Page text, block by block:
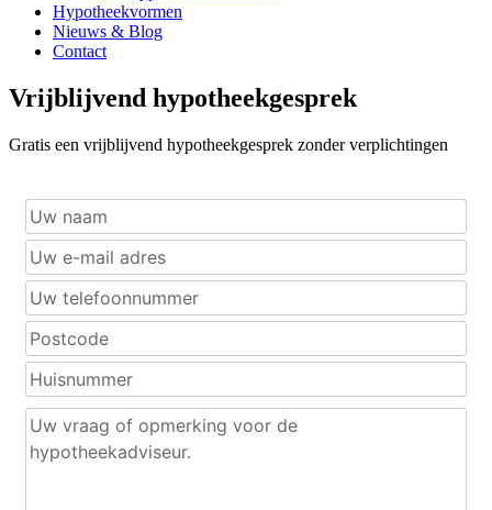
Hypotheekvormen
Nieuws & Blog
Contact
Vrijblijvend hypotheekgesprek
Gratis een vrijblijvend hypotheekgesprek zonder verplichtingen